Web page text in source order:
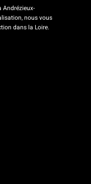
Andrézieux-
nous vous
dans la Loire.